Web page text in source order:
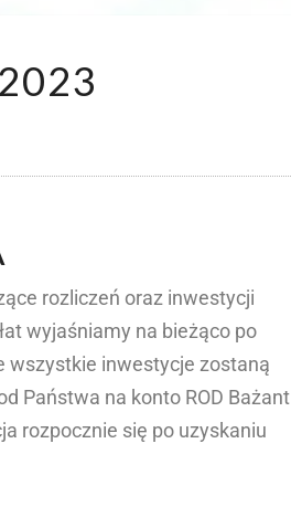
rozliczeń oraz inwestycji
wyjaśniamy na bieżąco po
wszystkie inwestycje zostaną
Państwa na konto ROD Bażant
rozpocznie się po uzyskaniu